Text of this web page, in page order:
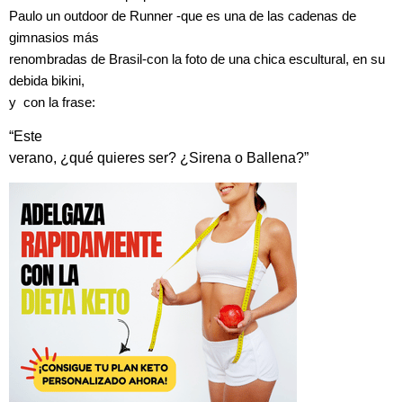
Paulo un outdoor de Runner -que es una de las cadenas de
gimnasios más
renombradas de Brasil-con la foto de una chica escultural, en su
debida bikini,
y con la frase:
“Este
verano, ¿qué quieres ser? ¿Sirena o Ballena?”